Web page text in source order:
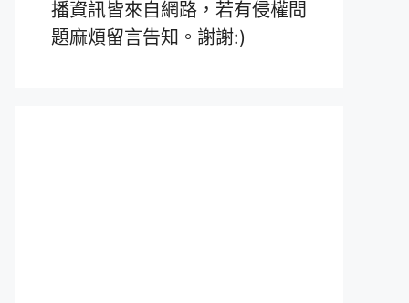
播資訊皆來自網路，若有侵權問
題麻煩留言告知。謝謝:)